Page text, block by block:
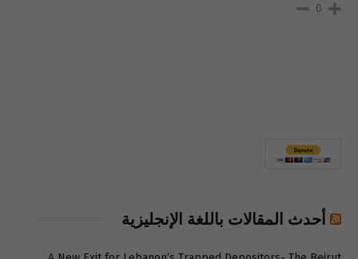
0
أحدث المقالات باللغة الإنجليزية